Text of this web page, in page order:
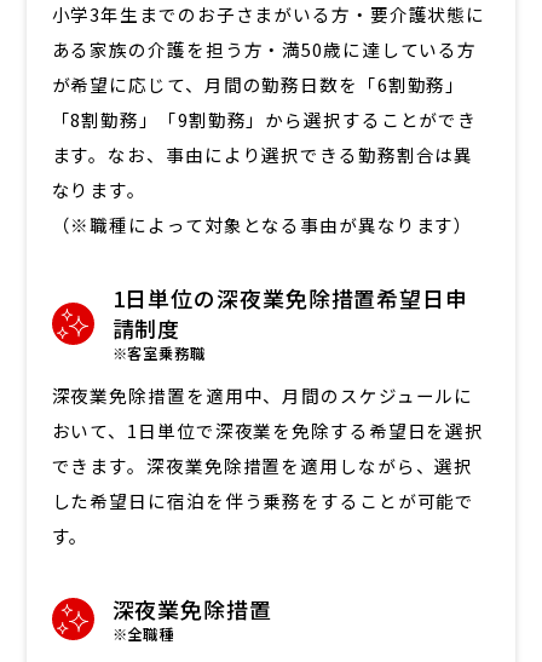
小学3年生までのお子さまがいる方・要介護状態に
ある家族の介護を担う方・満50歳に達している方
が希望に応じて、月間の勤務日数を「6割勤務」
「8割勤務」「9割勤務」から選択することができ
ます。なお、事由により選択できる勤務割合は異
なります。
（※職種によって対象となる事由が異なります）
1日単位の深夜業免除措置希望日申
請制度
※客室乗務職
深夜業免除措置を適用中、月間のスケジュールに
おいて、1日単位で深夜業を免除する希望日を選択
できます。深夜業免除措置を適用しながら、選択
した希望日に宿泊を伴う乗務をすることが可能で
す。
深夜業免除措置
※全職種